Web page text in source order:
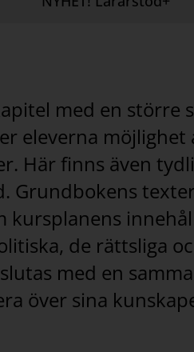
med en större
eleverna möjlighet
Här finns även
Grundbokens
kursplanens
de rättsliga
med en
över sina